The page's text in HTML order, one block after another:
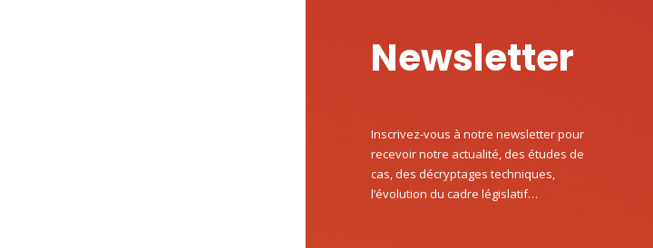
Newsletter
Inscrivez-vous à notre newsletter pour
recevoir notre actualité, des études de
cas, des décryptages techniques,
l’évolution du cadre législatif…